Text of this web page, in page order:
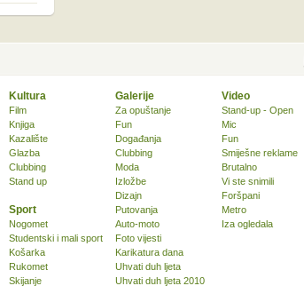
Kultura
Film
Knjiga
Kazalište
Glazba
Clubbing
Stand up
Sport
Nogomet
Studentski i mali sport
Košarka
Rukomet
Skijanje
Galerije
Za opuštanje
Fun
Događanja
Clubbing
Moda
Izložbe
Dizajn
Putovanja
Auto-moto
Foto vijesti
Karikatura dana
Uhvati duh ljeta
Uhvati duh ljeta 2010
Video
Stand-up - Open
Mic
Fun
Smiješne reklame
Brutalno
Vi ste snimili
Foršpani
Metro
Iza ogledala